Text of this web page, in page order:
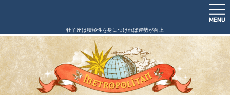
牡羊座は積極性を身につければ運勢が向上